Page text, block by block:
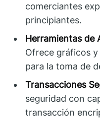
comerciantes
principiantes.
Herramientas de
Ofrece gráficos
para la toma de
Transacciones
seguridad con
transacción